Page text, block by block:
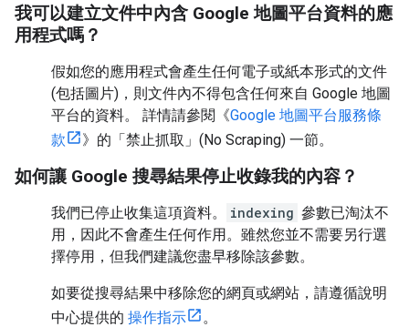
我可以建立文件中內含 Google 地圖平台資料的應
用程式嗎？
假如您的應用程式會產生任何電子或紙本形式的文件
(包括圖片)，則文件內不得包含任何來自 Google 地圖
平台的資料。 詳情請參閱《Google 地圖平台服務條
款
》的「禁止抓取」(No Scraping) 一節。
如何讓 Google 搜尋結果停止收錄我的內容？
我們已停止收集這項資料。 indexing 參數已淘汰不
用，因此不會產生任何作用。雖然您並不需要另行選
擇停用，但我們建議您盡早移除該參數。
如要從搜尋結果中移除您的網頁或網站，請遵循說明
中心提供的 操作指示 。